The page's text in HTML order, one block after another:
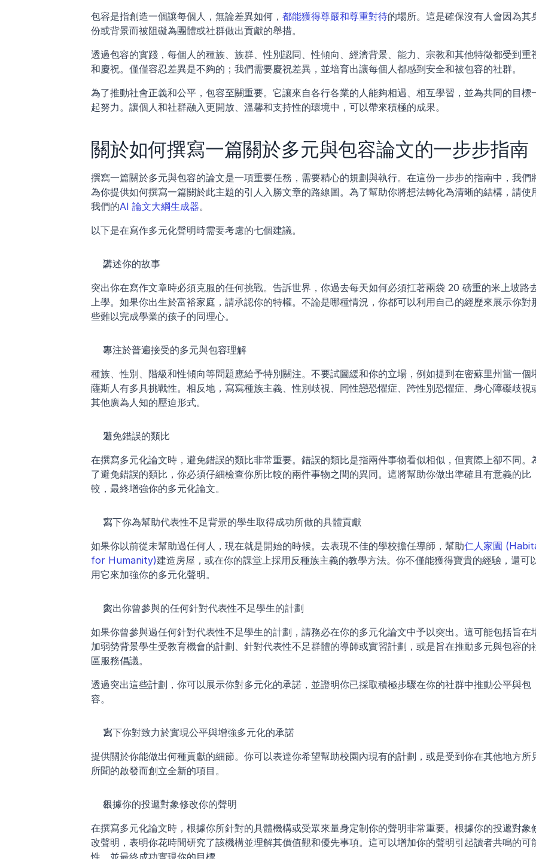
包容是指創造一個讓每個人，無論差異如何， 都能獲得尊嚴和尊重對待的場所。這是確保沒有人會因為其
份或背景而被阻礙為團體或社群做出貢獻的舉措。
透過包容的實踐，每個人的種族、族群、性別認同、性傾向、經濟背景、能力、宗教和其他特徵都受到重
和慶祝。僅僅容忍差異是不夠的；我們需要慶祝差異，並培育出讓每個人都感到安全和被包容的社群。
為了推動社會正義和公平，包容至關重要。它讓來自各行各業的人能夠相遇、相互學習，並為共同的目標
起努力。讓個人和社群融入更開放、溫馨和支持性的環境中，可以帶來積極的成果。
關於如何撰寫一篇關於多元與包容論文的一步步指南
撰寫一篇關於多元與包容的論文是一項重要任務，需要精心的規劃與執行。在這份一步步的指南中，我們
為你提供如何撰寫一篇關於此主題的引人入勝文章的路線圖。為了幫助你將想法轉化為清晰的結構，請使
我們的AI 論文大綱生成器。
以下是在寫作多元化聲明時需要考慮的七個建議。
講述你的故事
突出你在寫作文章時必須克服的任何挑戰。告訴世界，你過去每天如何必須扛著兩袋 20 磅重的米上坡路
上學。如果你出生於富裕家庭，請承認你的特權。不論是哪種情況，你都可以利用自己的經歷來展示你對
些難以完成學業的孩子的同理心。
專注於普遍接受的多元與包容理解
種族、性別、階級和性傾向等問題應給予特別關注。不要試圖緩和你的立場，例如提到在密蘇里州當一個
薩斯人有多具挑戰性。相反地，寫寫種族主義、性別歧視、同性戀恐懼症、跨性別恐懼症、身心障礙歧視
其他廣為人知的壓迫形式。
避免錯誤的類比
在撰寫多元化論文時，避免錯誤的類比非常重要。錯誤的類比是指兩件事物看似相似，但實際上卻不同。
了避免錯誤的類比，你必須仔細檢查你所比較的兩件事物之間的異同。這將幫助你做出準確且有意義的比
較，最終增強你的多元化論文。
寫下你為幫助代表性不足背景的學生取得成功所做的具體貢獻
如果你以前從未幫助過任何人，現在就是開始的時候。去表現不佳的學校擔任導師，幫助仁人家園
for Humanity)建造房屋，或在你的課堂上採用反種族主義的教學方法。你不僅能獲得寶貴的經驗，還可
用它來加強你的多元化聲明。
突出你曾參與的任何針對代表性不足學生的計劃
如果你曾參與過任何針對代表性不足學生的計劃，請務必在你的多元化論文中予以突出。這可能包括旨在
加弱勢背景學生受教育機會的計劃、針對代表性不足群體的導師或實習計劃，或是旨在推動多元與包容的
區服務倡議。
透過突出這些計劃，你可以展示你對多元化的承諾，並證明你已採取積極步驟在你的社群中推動公平與包
容。
寫下你對致力於實現公平與增強多元化的承諾
提供關於你能做出何種貢獻的細節。你可以表達你希望幫助校園內現有的計劃，或是受到你在其他地方所
所聞的啟發而創立全新的項目。
根據你的投遞對象修改你的聲明
在撰寫多元化論文時，根據你所針對的具體機構或受眾來量身定制你的聲明非常重要。根據你的投遞對象
改聲明，表明你花時間研究了該機構並理解其價值觀和優先事項。這可以增加你的聲明引起讀者共鳴的可
性，並最終成功實現你的目標。